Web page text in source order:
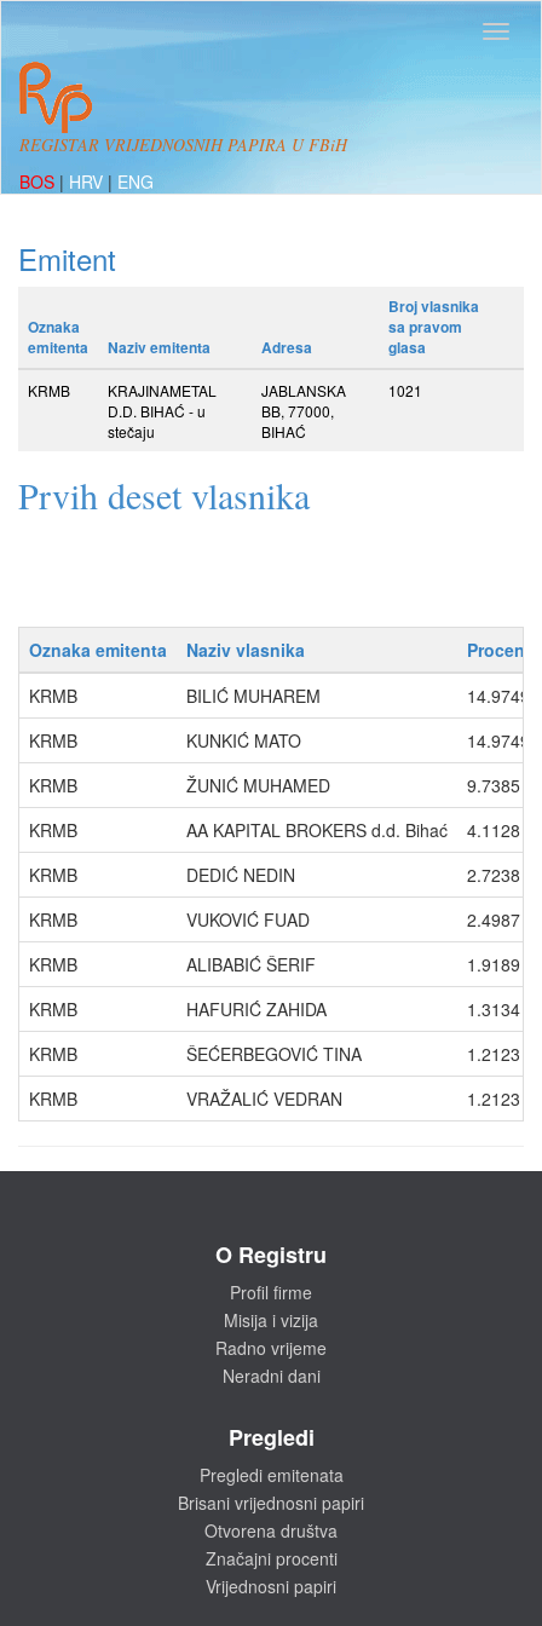
REGISTAR VRIJEDNOSNIH PAPIRA U FBiH
BOS | HRV | ENG
Emitent
Oznaka
emitenta
Naziv emitenta Adresa
Broj vlasnika
sa pravom
glasa
KRMB
KRAJINAMETAL
D.D. BIHAĆ - u
stečaju
JABLANSKA
BB, 77000,
BIHAĆ
1021
Prvih deset vlasnika
Oznaka emitenta Naziv vlasnika
Procenti
KRMB
BILIĆ MUHAREM
14.9749
KRMB
KUNKIĆ MATO
14.9749
KRMB
ŽUNIĆ MUHAMED
9.7385
KRMB
AA KAPITAL BROKERS d.d. Bihać
4.1128
KRMB
DEDIĆ NEDIN
2.7238
KRMB
VUKOVIĆ FUAD
2.4987
KRMB
ALIBABIĆ ŠERIF
1.9189
KRMB
HAFURIĆ ZAHIDA
1.3134
KRMB
ŠEĆERBEGOVIĆ TINA
1.2123
KRMB
VRAŽALIĆ VEDRAN 1.2123
O Registru
Profil firme
Misija i vizija
Radno vrijeme
Neradni dani
Pregledi
Pregledi emitenata
Brisani vrijednosni papiri
Otvorena društva
Značajni procenti
Vrijednosni papiri